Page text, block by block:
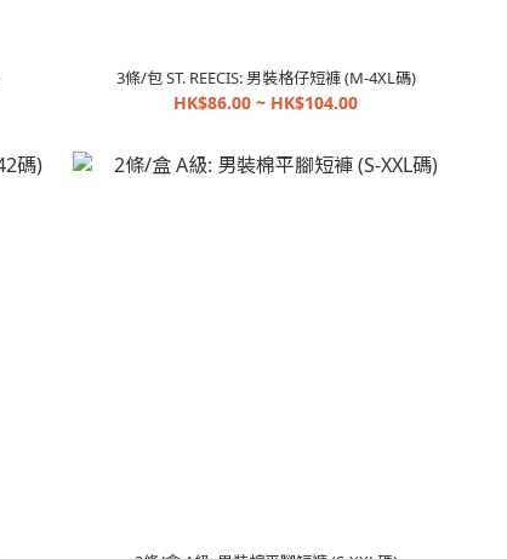
3條/包 ST. REECIS: 男裝格仔短褲 (M-4XL碼)
HK$86.00 ~ HK$104.00